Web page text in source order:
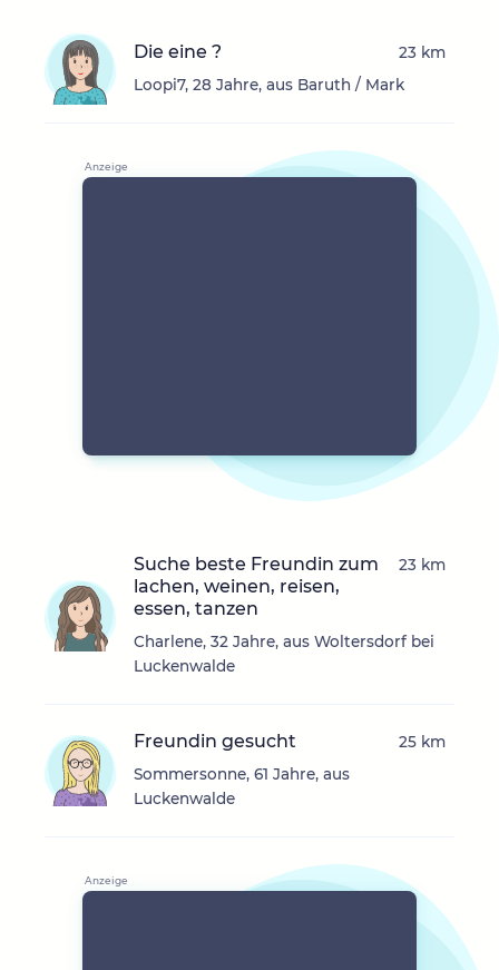
Die eine ?
Loopi7, 28 Jahre, aus Baruth / Mark
23 km
Suche beste Freundin zum
lachen, weinen, reisen,
essen, tanzen
Charlene, 32 Jahre, aus Woltersdorf bei
Luckenwalde
23 km
Freundin gesucht
Sommersonne, 61 Jahre, aus
Luckenwalde
25 km